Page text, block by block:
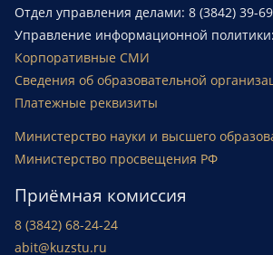
Отдел управления делами: 8 (3842) 39-
Управление информационной политики:
Корпоративные СМИ
Сведения об образовательной
Платежные реквизиты
Министерство науки и высшего
Министерство просвещения РФ
Приёмная комиссия
8 (3842) 68-24-24
abit@kuzstu.ru